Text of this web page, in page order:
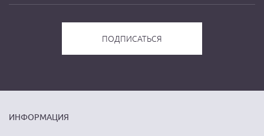
ИНФОРМАЦИЯ